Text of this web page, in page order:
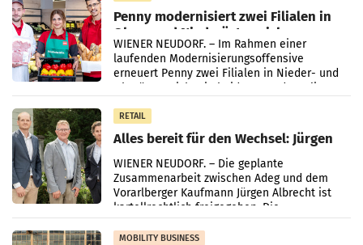
Penny modernisiert zwei Filialen in
Ober- und Niederösterreich
WIENER NEUDORF. – Im Rahmen einer
laufenden Modernisierungsoffensive
erneuert Penny zwei Filialen in Nieder- und
Oberösterreich. Die beiden Standorte liegen
RETAIL
Alles bereit für den Wechsel: Jürgen
Albrecht setzt ab 1.1.2027 auf Adeg
WIENER NEUDORF. – Die geplante
Zusammenarbeit zwischen Adeg und dem
Vorarlberger Kaufmann Jürgen Albrecht ist
kartellrechtlich freigegeben: Die
Bundeswettbewerbsbehörde und der
Bundeskartellanwalt
MOBILITY BUSINESS